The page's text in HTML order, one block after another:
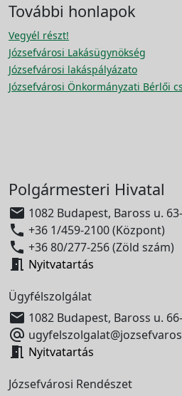
További honlapok
Vegyél részt!
Józsefvárosi Lakásügynökség
Józsefvárosi lakáspályázato
Józsefvárosi Önkormányzati Bérlői
Polgármesteri Hivatal
 1082 Budapest, Baross u.
 +36 1/459-2100 (Központ)
 +36 80/277-256 (Zöld szám)
 Nyitvatartás
Ügyfélszolgálat
 1082 Budapest, Baross u.

 Nyitvatartás
Józsefvárosi Rendészet